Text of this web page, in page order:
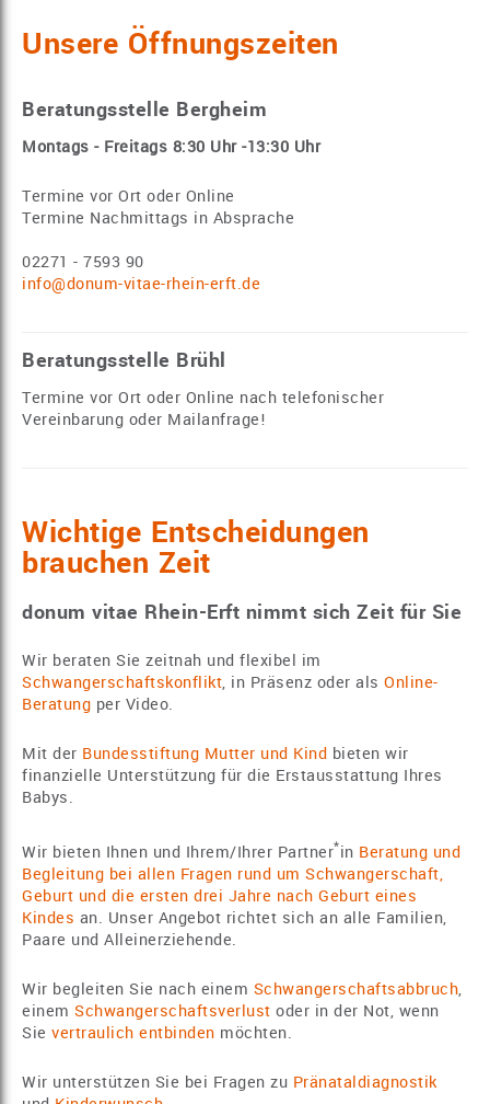
Unsere Öffnungszeiten
Beratungsstelle Bergheim
Montags - Freitags 8:30 Uhr -13:30 Uhr
Termine vor Ort oder Online
Termine Nachmittags in Absprache
02271 - 7593 90
info@donum-vitae-rhein-erft.de
Beratungsstelle Brühl
Termine vor Ort oder Online nach telefonischer
Vereinbarung oder Mailanfrage!
Wichtige Entscheidungen
brauchen Zeit
donum vitae Rhein-Erft nimmt sich Zeit für Sie
Wir beraten Sie zeitnah und flexibel im
Schwangerschaftskonflikt, in Präsenz oder als Online-
Beratung per Video.
Mit der Bundesstiftung Mutter und Kind bieten wir
finanzielle Unterstützung für die Erstausstattung Ihres
Babys.
Wir bieten Ihnen und Ihrem/Ihrer Partner*in Beratung und
Begleitung bei allen Fragen rund um Schwangerschaft,
Geburt und die ersten drei Jahre nach Geburt eines
Kindes an. Unser Angebot richtet sich an alle Familien,
Paare und Alleinerziehende.
Wir begleiten Sie nach einem Schwangerschaftsabbruch,
einem Schwangerschaftsverlust oder in der Not, wenn
Sie vertraulich entbinden möchten.
Wir unterstützen Sie bei Fragen zu Pränataldiagnostik